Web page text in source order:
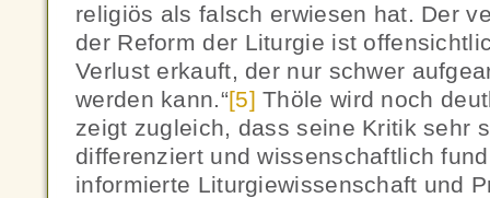
religiös als falsch erwiesen hat. Der
der Reform der Liturgie ist
Verlust erkauft, der nur schwer
werden kann.“[5] Thöle wird noch
zeigt zugleich, dass seine Kritik sehr
differenziert und wissenschaftlich
informierte Liturgiewissenschaft und